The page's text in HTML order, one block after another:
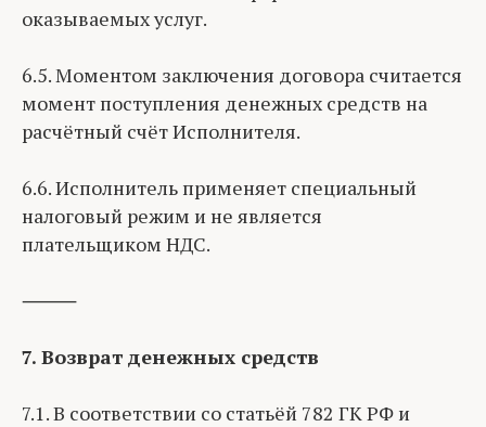
оказываемых услуг.
6.5. Моментом заключения договора считается
момент поступления денежных средств на
расчётный счёт Исполнителя.
6.6. Исполнитель применяет специальный
налоговый режим и не является
плательщиком НДС.
⸻
7. Возврат денежных средств
7.1. В соответствии со статьёй 782 ГК РФ и